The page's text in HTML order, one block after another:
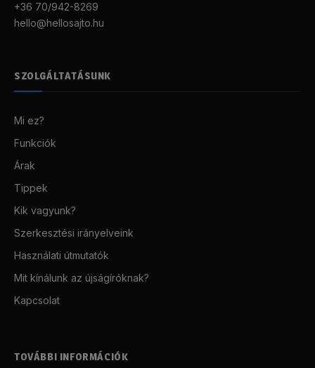
+36 70/942-8269
hello@hellosajto.hu
SZOLGÁLTATÁSUNK
Mi ez?
Funkciók
Árak
Tippek
Kik vagyunk?
Szerkesztési irányelveink
Használati útmutatók
Mit kínálunk az újságíróknak?
Kapcsolat
TOVÁBBI INFORMÁCIÓK